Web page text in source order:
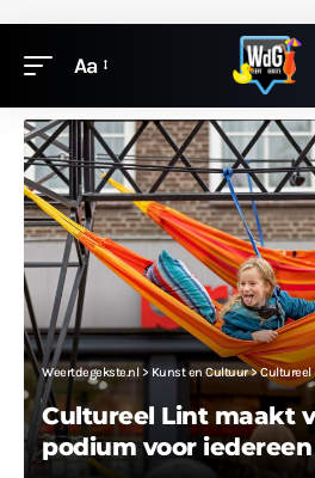
Aa
Weertdegekste.nl > Kunst en Cultuur>Cultureel Lint
Cultureel Lint maakt
podium voor iedereen